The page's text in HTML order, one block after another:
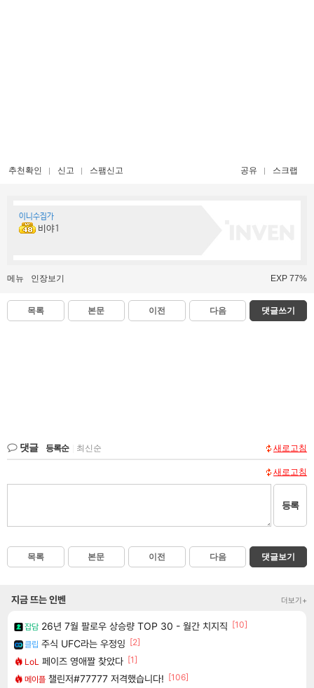
추천확인 신고 스팸신고 공유 스크랩
이니수집가
비야1
메뉴 인장보기 EXP 77%
목록 본문 이전 다음 댓글쓰기
댓글 등록순 최신순 새로고침
새로고침
등록
목록 본문 이전 다음 댓글보기
지금 뜨는 인벤 더보기+
잡담 26년 7월 팔로우 상승량 TOP 30 - 월간 치지직 [10]
클립 주식 UFC라는 우정잉 [2]
LoL 페이즈 영애짤 찾았다 [1]
메이플 챌린저#77777 저격했습니다! [106]